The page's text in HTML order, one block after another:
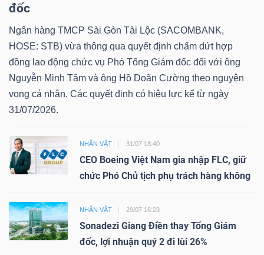
đốc
Ngân hàng TMCP Sài Gòn Tài Lộc (SACOMBANK,
HOSE: STB) vừa thông qua quyết định chấm dứt hợp
đồng lao động chức vụ Phó Tổng Giám đốc đối với ông
Nguyễn Minh Tâm và ông Hồ Doãn Cường theo nguyện
vọng cá nhân. Các quyết định có hiệu lực kể từ ngày
31/07/2026.
NHÂN VẬT 31/07 18:40
CEO Boeing Việt Nam gia nhập FLC, giữ
chức Phó Chủ tịch phụ trách hàng không
NHÂN VẬT 29/07 16:23
Sonadezi Giang Điền thay Tổng Giám
đốc, lợi nhuận quý 2 đi lùi 26%